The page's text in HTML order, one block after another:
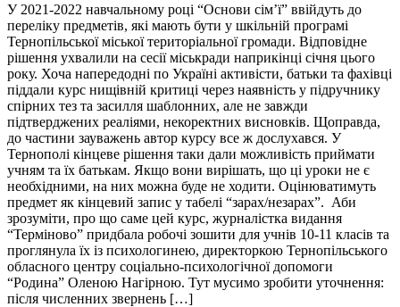
У 2021-2022 навчальному році “Основи сім’ї” ввійдуть до
переліку предметів, які мають бути у шкільній програмі
Тернопільської міської територіальної громади. Відповідне
рішення ухвалили на сесії міськради наприкінці січня цього
року. Хоча напередодні по Україні активісти, батьки та фахівці
піддали курс нищівній критиці через наявність у підручнику
спірних тез та засилля шаблонних, але не завжди
підтверджених реаліями, некоректних висновків. Щоправда,
до частини зауважень автор курсу все ж дослухався. У
Тернополі кінцеве рішення таки дали можливість приймати
учням та їх батькам. Якщо вони вирішать, що ці уроки не є
необхідними, на них можна буде не ходити. Оцінюватимуть
предмет як кінцевий запис у табелі “зарах/незарах”. Аби
зрозуміти, про що саме цей курс, журналістка видання
“Терміново” придбала робочі зошити для учнів 10-11 класів та
проглянула їх із психологинею, директоркою Тернопільського
обласного центру соціально-психологічної допомоги
“Родина” Оленою Нагірною. Тут мусимо зробити уточнення:
після численних звернень […]